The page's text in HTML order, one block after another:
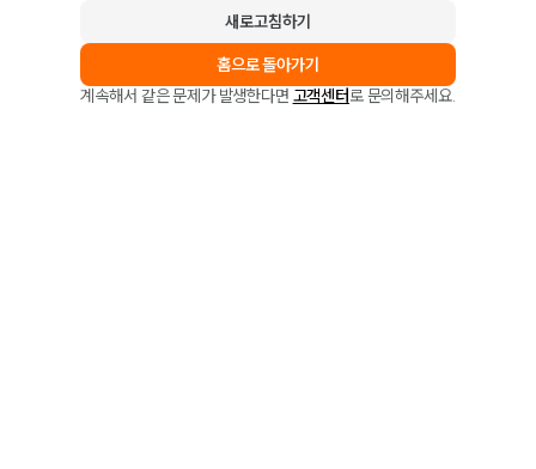
새로고침하기
홈으로 돌아가기
계속해서 같은 문제가 발생한다면 고객센터로 문의해주세요.